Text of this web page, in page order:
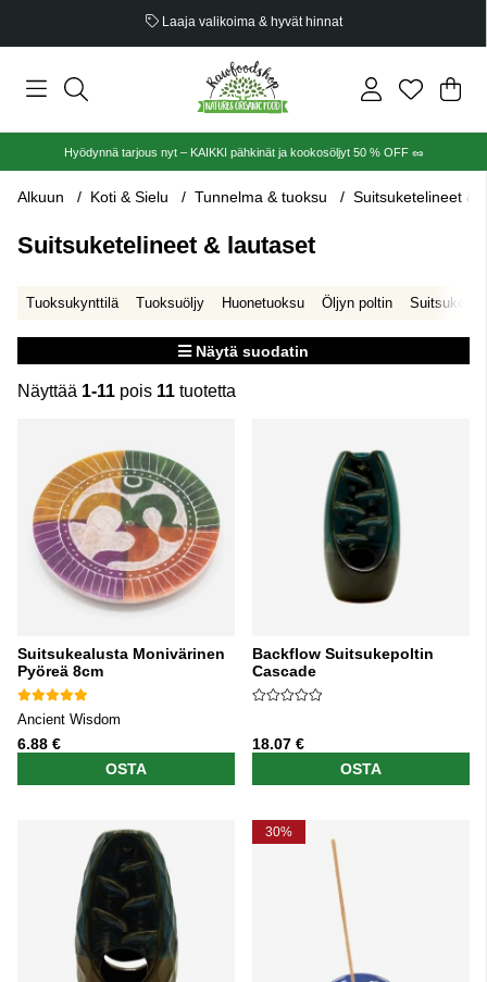
Luomusertifioitu
.
Hyödynnä tarjous nyt – KAIKKI pähkinät ja kookosöljyt 50 % OFF 🥜
Alkuun Koti & Sielu Tunnelma & tuoksu Suitsuketelineet &
Suitsuketelineet & lautaset
Tuoksukynttilä Tuoksuöljy Huonetuoksu Öljyn poltin Suitsuke
Näytä suodatin
Näyttää 1-11 pois 11 tuotetta
Suitsukealusta Monivärinen
Pyöreä 8cm
Ancient Wisdom
6.88 €
OSTA
Backflow Suitsukepoltin
Cascade
18.07 €
OSTA
30%